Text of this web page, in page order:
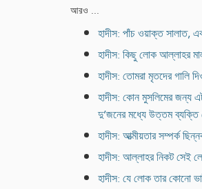
আরও ...
হাদীস: পাঁচ ওয়াক্ত সালাত,
হাদীস: কিছু লোক আল্লাহর
হাদীস: তোমরা মৃতদের গালি
হাদীস: কোন মুসলিমের জন্য
দু’জনের মধ্যে উত্তম ব্যক্তি
হাদীস: আত্মীয়তার সম্পর্ক
হাদীস: আল্লাহর নিকট সেই
হাদীস: যে লোক তার কোনো